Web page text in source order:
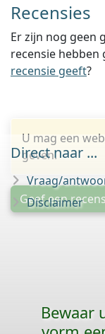
Recensies
Er zijn nog geen
recensie hebben
recensie geeft?
U mag een
geven.
Geef een
Direct naar ...
Vraag/
Disclaimer
Bewaar